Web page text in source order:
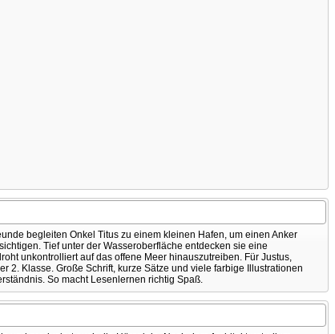
begleiten Onkel Titus zu einem kleinen Hafen, um einen Anker
Tief unter der Wasseroberfläche entdecken sie eine
unkontrolliert auf das offene Meer hinauszutreiben. Für Justus,
2. Klasse. Große Schrift, kurze Sätze und viele farbige Illustrationen
So macht Lesenlernen richtig Spaß.